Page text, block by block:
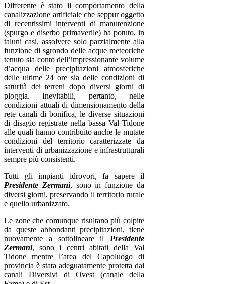
Differente è stato il comportamento della
canalizzazione artificiale che seppur oggetto
di recentissimi interventi di manutenzione
(spurgo e diserbo primaverile) ha potuto, in
taluni casi, assolvere solo parzialmente alla
funzione di sgrondo delle acque meteoriche
tenuto sia conto dell’impressionante volume
d’acqua delle precipitazioni atmosferiche
delle ultime 24 ore sia delle condizioni di
saturità dei terreni dopo diversi giorni di
pioggia. Inevitabili, pertanto, nelle
condizioni attuali di dimensionamento della
rete canali di bonifica, le diverse situazioni
di disagio registrate nella bassa Val Tidone
alle quali hanno contribuito anche le mutate
condizioni del territorio caratterizzate da
interventi di urbanizzazione e infrastrutturali
sempre più consistenti.
Tutti gli impianti idrovori, fa sapere il
Presidente Zermani, sono in funzione da
diversi giorni, preservando il territorio rurale
e quello urbanizzato.
Le zone che comunque risultano più colpite
da queste abbondanti precipitazioni, tiene
nuovamente a sottolineare il Presidente
Zermani, sono i centri abitati della Val
Tidone mentre l’area del Capoluogo di
provincia è stata adeguatamente protetta dai
canali Diversivi di Ovest (canale della